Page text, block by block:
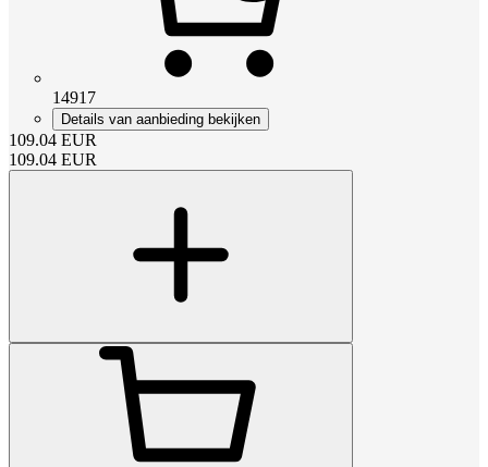
14917
Details van aanbieding bekijken
109.04 EUR
109.04 EUR